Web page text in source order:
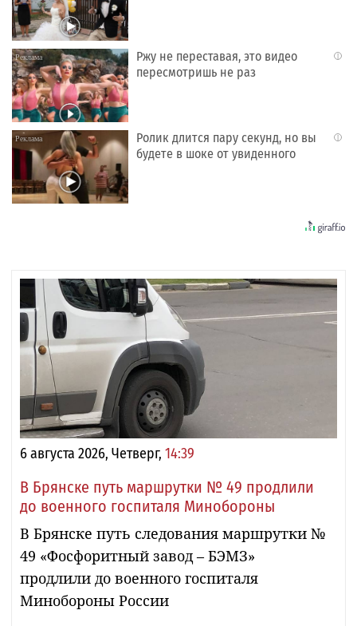
i
Ржу не переставая, это видео
пересмотришь не раз
i
Ролик длится пару секунд, но вы
будете в шоке от увиденного
6 августа 2026, Четверг, 14:39
В Брянске путь маршрутки № 49 продлили
до военного госпиталя Минобороны
В Брянске путь следования маршрутки №
49 «Фосфоритный завод – БЭМЗ»
продлили до военного госпиталя
Минобороны России